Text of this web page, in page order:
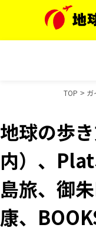
TOP ガ
地球の歩
内）、
島旅、御
康、